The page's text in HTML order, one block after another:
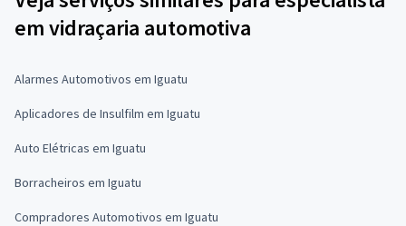
em vidraçaria automotiva
Alarmes Automotivos em Iguatu
Aplicadores de Insulfilm em Iguatu
Auto Elétricas em Iguatu
Borracheiros em Iguatu
Compradores Automotivos em Iguatu